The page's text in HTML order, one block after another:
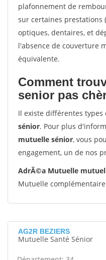
plafonnement de
sur certaines prestations
optiques, dentaires, et
l'absence de couverture
équivalente.
Comment
senior pas
Il existe différentes types
sénior. Pour plus
mutuelle sénior, vous
engagement, un de nos
AdrÃ©a Mutuelle
Mutuelle
AG2R BEZIERS
Mutuelle Santé Sénior